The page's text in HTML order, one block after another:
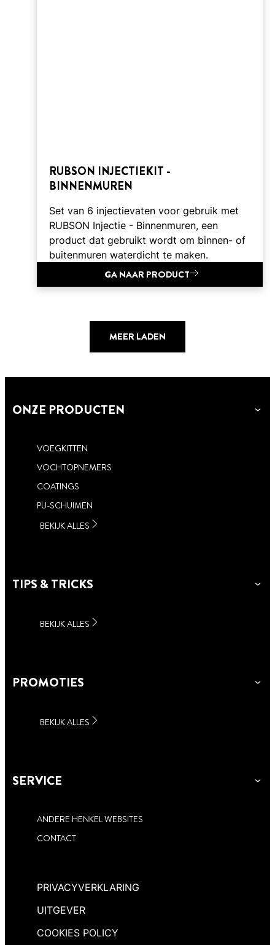
RUBSON INJECTIEKIT -
BINNENMUREN
Set van 6 injectievaten voor gebruik met
RUBSON Injectie - Binnenmuren, een
product dat gebruikt wordt om binnen- of
buitenmuren waterdicht te maken.
GA NAAR PRODUCT
MEER LADEN
ONZE PRODUCTEN
VOEGKITTEN
VOCHTOPNEMERS
COATINGS
PU-SCHUIMEN
BEKIJK ALLES
TIPS & TRICKS
BEKIJK ALLES
PROMOTIES
BEKIJK ALLES
SERVICE
ANDERE HENKEL WEBSITES
CONTACT
PRIVACYVERKLARING
UITGEVER
COOKIES POLICY